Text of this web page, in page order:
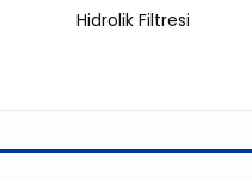
Hidrolik Filtresi